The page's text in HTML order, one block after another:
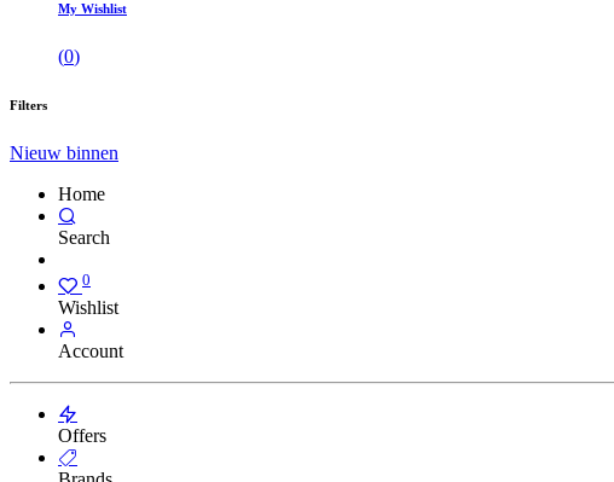
My Wishlist
(0)
Filters
Nieuw binnen
Home
Search
0
Wishlist
Account
Offers